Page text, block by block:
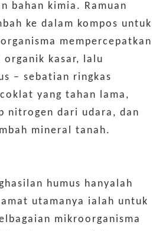
bahan kimia. Ramuan
ke dalam kompos untuk
mempercepatkan
organik kasar, lalu
– sebatian ringkas
yang tahan lama,
nitrogen dari udara, dan
mineral tanah.
humus hanyalah
utamanya ialah untuk
mikroorganisma